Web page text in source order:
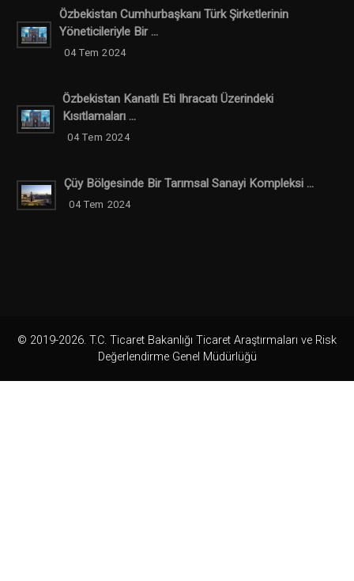
Özbekistan Cumhurbaşkanı Türk Şirketlerinin
Yöneticileriyle Bir ...
04 Tem 2024
Özbekistan Kanatlı Eti Ihracatı Üzerindeki
Kısıtlamaları ...
04 Tem 2024
Çüy Bölgesinde Bir Tarımsal Sanayi Kompleksi ...
04 Tem 2024
© 2019-2026. T.C. Ticaret Bakanlığı Ticaret Araştırmaları ve Risk
Değerlendirme Genel Müdürlüğü